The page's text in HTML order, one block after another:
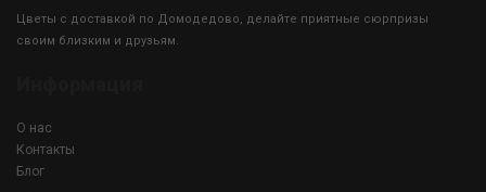
Цветы с доставкой по Домодедово, делайте приятные сюрпризы
своим близким и друзьям.
О нас
Контакты
Блог